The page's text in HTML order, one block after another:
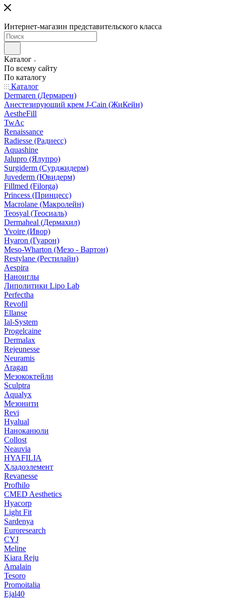
Интернет-магазин представительского класса
Каталог
По всему сайту
По каталогу
Каталог
Dermaren (Дермарен)
Анестезирующий крем J-Cain (ЖиКейн)
AestheFill
TwAc
Renaissance
Radiesse (Радиесс)
Aquashine
Jalupro (Ялупро)
Surgiderm (Сурджидерм)
Juvederm (Ювидерм)
Fillmed (Filorga)
Princess (Принцесс)
Macrolane (Макролейн)
Teosyal (Теосиаль)
Dermaheal (Дермахил)
Yvoire (Ивор)
Hyaron (Гуарон)
Meso-Wharton (Мезо - Вартон)
Restylane (Рестилайн)
Aespira
Наноиглы
Липолитики Lipo Lab
Perfectha
Revofil
Ellanse
Ial-System
Progelcaine
Dermalax
Rejeunesse
Neuramis
Aragan
Мезококтейли
Sculptra
Aqualyx
Мезонити
Revi
Hyalual
Наноканюли
Collost
Neauvia
HYAFILIA
Хладоэлемент
Revanesse
Profhilo
CMED Aesthetics
Hyacorp
Light Fit
Sardenya
Euroresearch
CYJ
Meline
Kiara Reju
Amalain
Tesoro
Promoitalia
Ejal40